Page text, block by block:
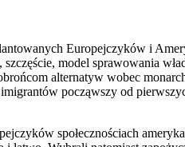
Europejczyków i
model sprawowania
alternatyw wobec
począwszy od
społecznościach